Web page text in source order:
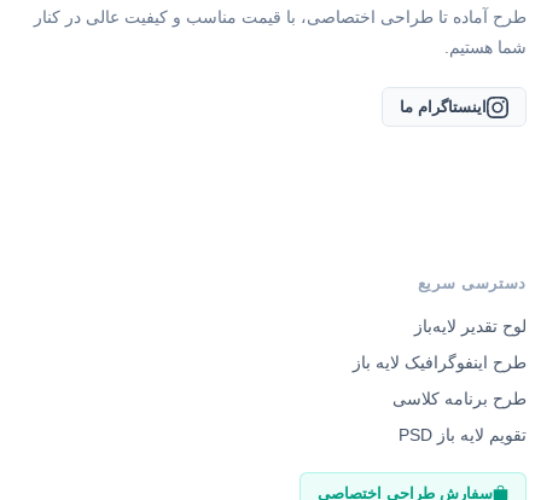
طرح آماده تا طراحی اختصاصی، با قیمت مناسب و کیفیت عالی در کنار
شما هستیم.
اینستاگرام ما
دسترسی سریع
لوح تقدیر لایه‌باز
طرح اینفوگرافیک لایه باز
طرح برنامه کلاسی
تقویم لایه باز PSD
سفارش طراحی اختصاصی